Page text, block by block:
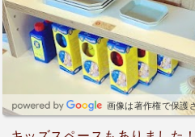
画像は著作権で保護